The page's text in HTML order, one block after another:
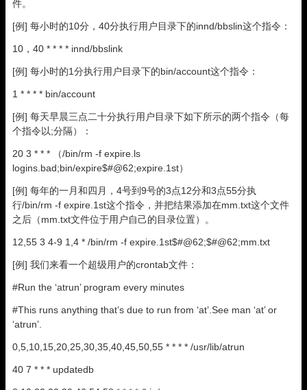
件。
[例] 每小时的10分，40分执行用户目录下的innd/bbslin这个指令：
10，40 * * * * innd/bbslink
[例] 每小时的1分执行用户目录下的bin/account这个指令：
1 * * * * bin/account
[例] 每天早晨三点二十分执行用户目录下如下所示的两个指令（每
个指令以;分隔）：
20 3 * * * （/bin/rm -f expire.ls
logins.bad;bin/expire$#@62;expire.1st）
[例] 每年的一月和四月，4号到9号的3点12分和3点55分执
行/bin/rm -f expire.1st这个指令，并把结果添加在mm.txt这个文件
之后（mm.txt文件位于用户自己的目录位置）。
12,55 3 4-9 1,4 * /bin/rm -f expire.1st$#@62;$#@62;mm.txt
[例] 我们来看一个超级用户的crontab文件：
#Run the ‘atrun’ program every minutes
#This runs anything that’s due to run from ‘at’.See man ‘at’ or
‘atrun’.
0,5,10,15,20,25,30,35,40,45,50,55 * * * * /usr/lib/atrun
40 7 * * * updatedb